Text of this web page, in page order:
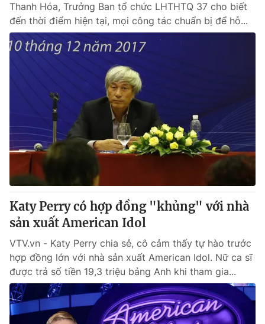
Thanh Hóa, Trưởng Ban tổ chức LHTHTQ 37 cho biết
đến thời điểm hiện tại, mọi công tác chuẩn bị để hỗ...
Katy Perry có hợp đồng "khủng" với nhà
sản xuất American Idol
VTV.vn - Katy Perry chia sẻ, cô cảm thấy tự hào trước
hợp đồng lớn với nhà sản xuất American Idol. Nữ ca sĩ
được trả số tiền 19,3 triệu bảng Anh khi tham gia...